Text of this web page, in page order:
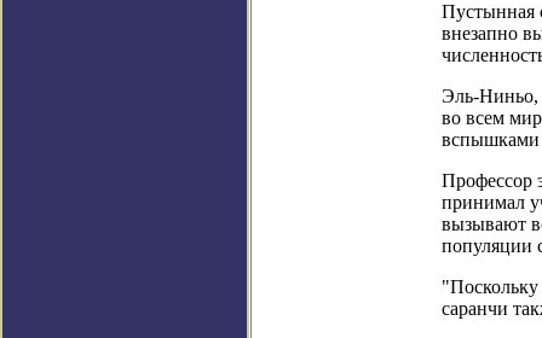
Пустынная
внезапно
Эль-Ниньо,
во всем
вспышками
Профессор
принимал
вызывают
популяции
"Поскольку
саранчи